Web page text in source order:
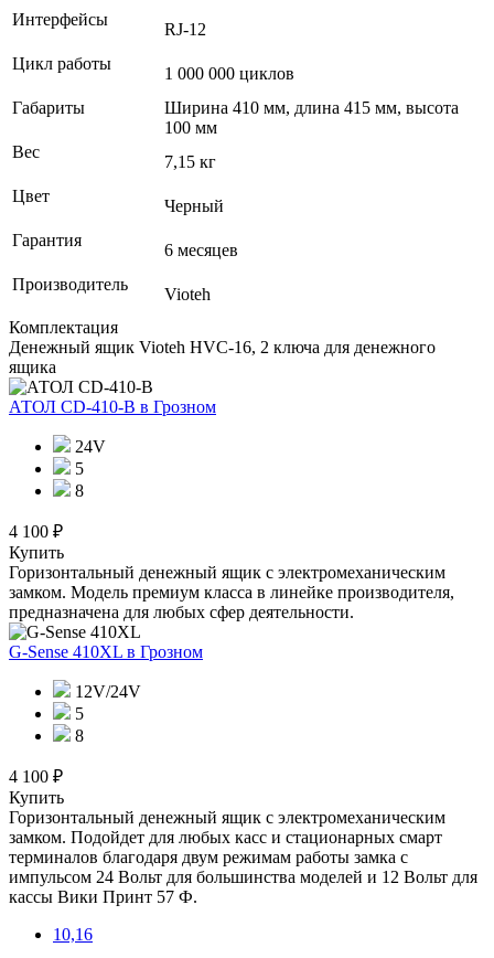
Интерфейсы
RJ-12
Цикл работы
1 000 000 циклов
Габариты
Ширина 410 мм, длина 415 мм, высота
100 мм
Вес
7,15 кг
Цвет
Черный
Гарантия
6 месяцев
Производитель
Vioteh
Комплектация
Денежный ящик Vioteh HVC-16, 2 ключа для денежного
ящика
АТОЛ CD-410-В в Грозном
24V
5
8
4 100 ₽
Купить
Горизонтальный денежный ящик с электромеханическим
замком. Модель премиум класса в линейке производителя,
предназначена для любых сфер деятельности.
G-Sense 410XL в Грозном
12V/24V
5
8
4 100 ₽
Купить
Горизонтальный денежный ящик с электромеханическим
замком. Подойдет для любых касс и стационарных смарт
терминалов благодаря двум режимам работы замка с
импульсом 24 Вольт для большинства моделей и 12 Вольт для
кассы Вики Принт 57 Ф.
10,16